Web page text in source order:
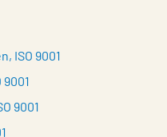
ISO 9001
9001